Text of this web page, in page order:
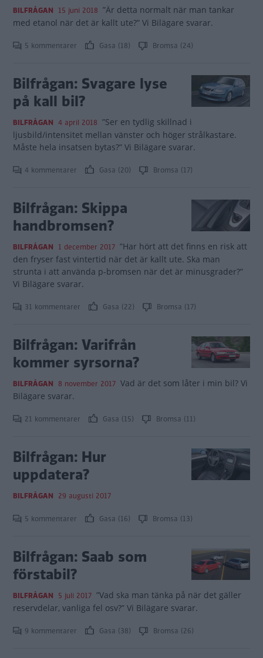
BILFRÅGAN 15 juni 2018 ”Är detta normalt när man tankar
med etanol när det är kallt ute?” Vi Bilägare svarar.
5 kommentarer Gasa (18) Bromsa (24)
Bilfrågan: Svagare lyse
på kall bil?
BILFRÅGAN 4 april 2018 ”Ser en tydlig skillnad i
ljusbild/intensitet mellan vänster och höger strålkastare.
Måste hela insatsen bytas?” Vi Bilägare svarar.
4 kommentarer Gasa (20) Bromsa (17)
Bilfrågan: Skippa
handbromsen?
BILFRÅGAN 1 december 2017 ”Har hört att det finns en risk att
den fryser fast vintertid när det är kallt ute. Ska man
strunta i att använda p-bromsen när det är minusgrader?”
Vi Bilägare svarar.
31 kommentarer Gasa (22) Bromsa (17)
Bilfrågan: Varifrån
kommer syrsorna?
BILFRÅGAN 8 november 2017 Vad är det som låter i min bil? Vi
Bilägare svarar.
21 kommentarer Gasa (15) Bromsa (11)
Bilfrågan: Hur
uppdatera?
BILFRÅGAN 29 augusti 2017
5 kommentarer Gasa (16) Bromsa (13)
Bilfrågan: Saab som
förstabil?
BILFRÅGAN 5 juli 2017 ”Vad ska man tänka på när det gäller
reservdelar, vanliga fel osv?” Vi Bilägare svarar.
9 kommentarer Gasa (38) Bromsa (26)